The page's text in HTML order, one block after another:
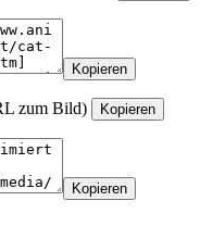
Kopieren
zum Bild) Kopieren
Kopieren